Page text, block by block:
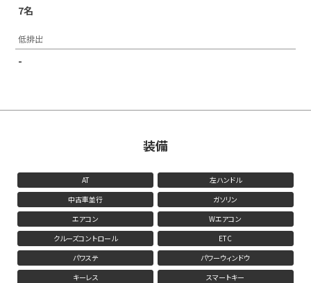
7名
低排出
-
装備
AT
左ハンドル
中古車並行
ガソリン
エアコン
Wエアコン
クルーズコントロール
ETC
パワステ
パワーウィンドウ
キーレス
スマートキー